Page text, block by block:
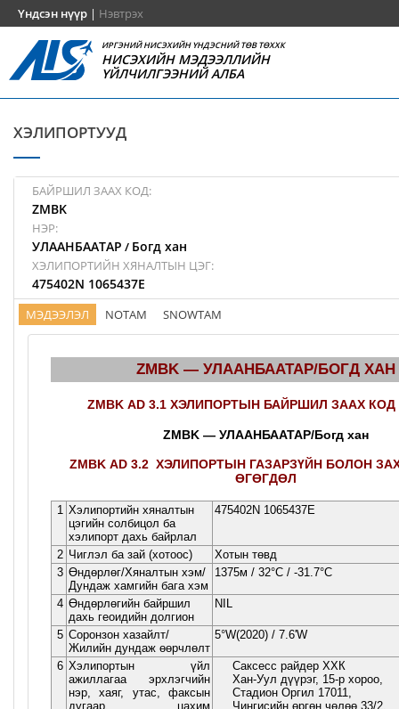
Үндсэн нүүр | Нэвтрэх
ИРГЭНИЙ НИСЭХИЙН ҮНДЭСНИЙ ТӨВ ТӨХХК
НИСЭХИЙН МЭДЭЭЛЛИЙН
ҮЙЛЧИЛГЭЭНИЙ АЛБА
ХЭЛИПОРТУУД
БАЙРШИЛ ЗААХ КОД:
ZMBK
НЭР:
УЛААНБААТАР / Богд хан
ХЭЛИПОРТИЙН ХЯНАЛТЫН ЦЭГ:
475402N 1065437E
МЭДЭЭЛЭЛ NOTAM SNOWTAM